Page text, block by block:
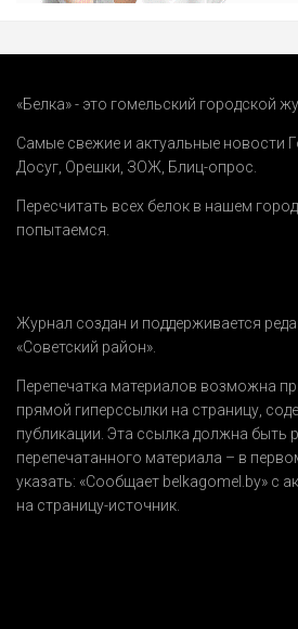
«Белка» - это гомельский городской
Самые свежие и актуальные новости
Досуг Орешки ЗОЖ Блиц-опрос
Пересчитать всех белок в нашем
попытаемся.
Журнал создан и поддерживается
«Советский район».
Перепечатка материалов возможна
прямой гиперссылки на страницу,
публикации. Эта ссылка должна быть
перепечатанного материала – в
указать: «Сообщает belkagomel.by» с
на страницу-источник.